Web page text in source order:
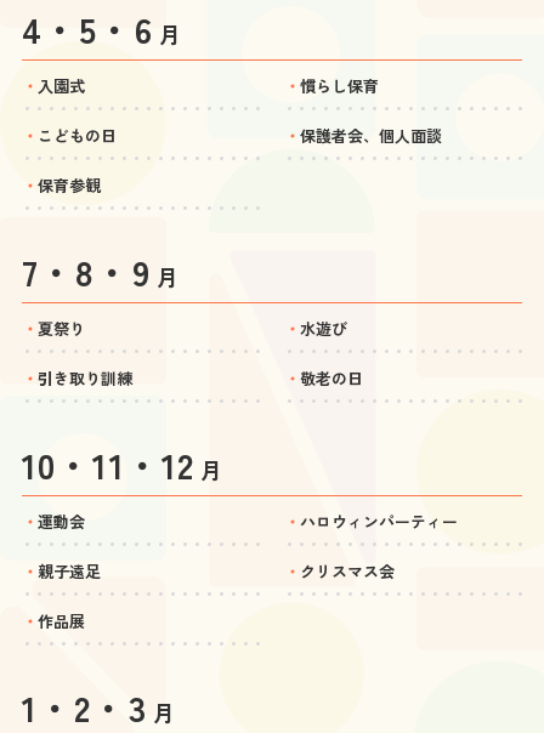
4・5・6 月
入園式 慣らし保育
こどもの日 保護者会、個人面談
保育参観
7・8・9 月
夏祭り 水遊び
引き取り訓練 敬老の日
10・11・12 月
運動会 ハロウィンパーティー
親子遠足 クリスマス会
作品展
1・2・3 月